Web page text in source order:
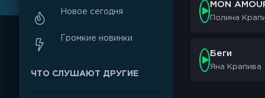
MON
Полина
Беги
Яна Крапива
Новое сегодня
Громкие новинки
ЧТО СЛУШАЮТ ДРУГИЕ